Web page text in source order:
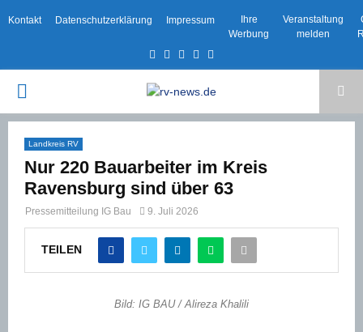
Kontakt Datenschutzerklärung Impressum
Ihre
Werbung
Veranstaltung
melden
Facebook
TwitterInstagram
Email
PRIMARY
MENU
Landkreis RV
Nur 220 Bauarbeiter im Kreis
Ravensburg sind über 63
Pressemitteilung IG Bau 9. Juli 2026
TEILEN
Bild: IG BAU / Alireza Khalili